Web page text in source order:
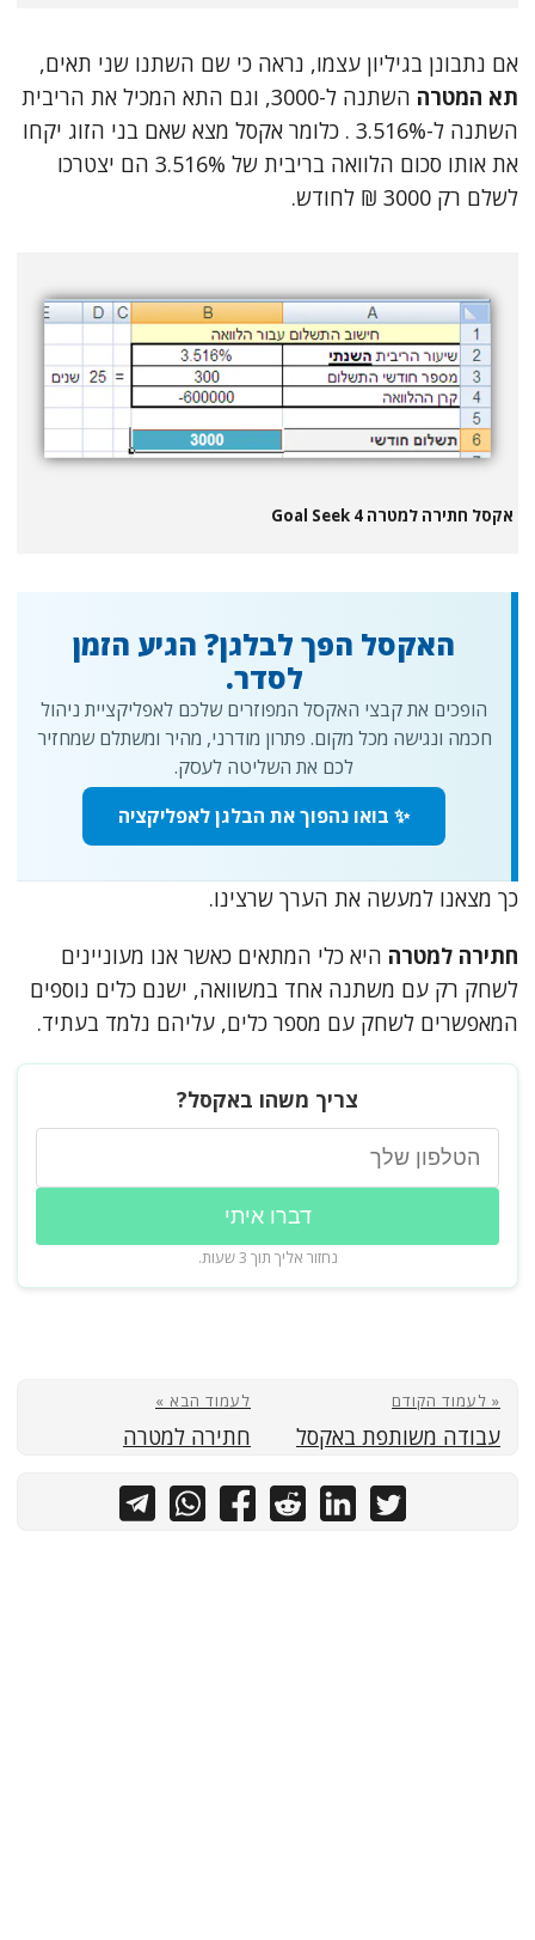
אם נתבונן בגיליון עצמו, נראה כי שם השתנו שני תאים,
תא המטרה
השתנה ל-3000, וגם התא המכיל את הריבית
השתנה ל-3.516% . כלומר אקסל מצא שאם בני הזוג יקחו
את אותו סכום הלוואה בריבית של 3.516% הם יצטרכו
לשלם רק 3000 ₪ לחודש.
אקסל חתירה למטרה 4 Goal Seek
האקסל הפך לבלגן? הגיע הזמן
לסדר.
הופכים את קבצי האקסל המפוזרים שלכם לאפליקציית ניהול
חכמה ונגישה מכל מקום. פתרון מודרני, מהיר ומשתלם שמחזיר
לכם את השליטה לעסק.
✨ בואו נהפוך את הבלגן לאפליקציה
כך מצאנו למעשה את הערך שרצינו.
חתירה למטרה היא כלי המתאים כאשר אנו מעוניינים
לשחק רק עם משתנה אחד במשוואה, ישנם כלים נוספים
המאפשרים לשחק עם מספר כלים, עליהם נלמד בעתיד.
צריך משהו באקסל?
דברו איתי
נחזור אליך תוך 3 שעות.
« לעמוד הקודם
עבודה משותפת באקסל
לעמוד הבא »
חתירה למטרה